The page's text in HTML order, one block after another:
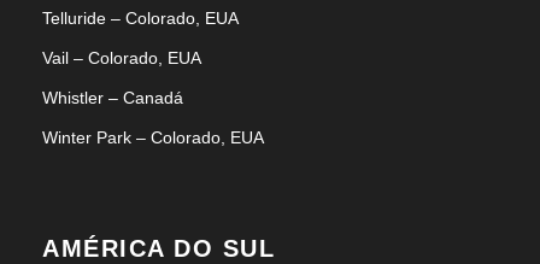
Telluride – Colorado, EUA
Vail – Colorado, EUA
Whistler – Canadá
Winter Park – Colorado, EUA
AMÉRICA DO SUL